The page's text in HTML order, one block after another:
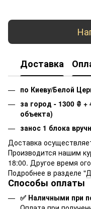
Доставка
по Киеву/Белой
за город - 1300 ₴ +
объекта)
занос 1 блока
Доставка
Производится нашим
18:00. Другое время
Подробнее в разделе "
Способы оплаты
✅ Наличными при